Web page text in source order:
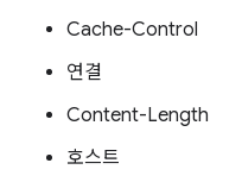
Cache-Control
연결
Content-Length
호스트